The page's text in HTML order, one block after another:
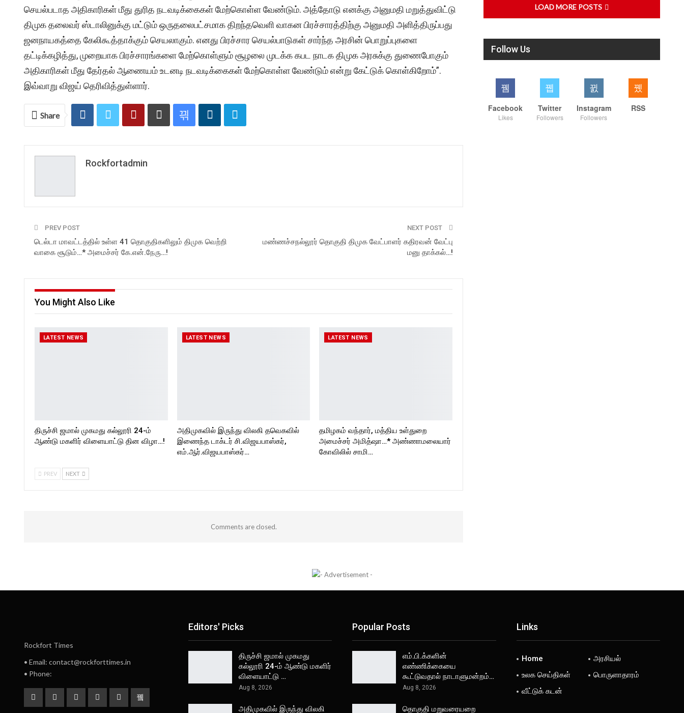
செயல்படாத அதிகாரிகள் மீது துரித நடவடிக்கைகள் மேற்கொள்ள வேண்டும். அத்தோடு எனக்கு அனுமதி மறுத்துவிட்டு
திமுக தலைவர் ஸ்டாலினுக்கு மட்டும் ஒருதலைபட்சமாக திறந்தவெளி வாகன பிரச்சாரத்திற்கு அனுமதி அளித்திருப்பது
ஜனநாயகத்தை கேலிகூத்தாக்கும் செயலாகும். எனது பிரச்சார செயல்பாடுகள் சார்ந்த அரசின் பொறுப்புகளை
தட்டிக்கழித்து, முறையாக பிரச்சாரங்களை மேற்கொள்ளும் சூழலை முடக்க கபட நாடக திமுக அரசுக்கு துணைபோகும்
அதிகாரிகள் மீது தேர்தல் ஆணையம் உடனடி நடவடிக்கைகள் மேற்கொள்ள வேண்டும் என்று கேட்டுக் கொள்கிறோம்”.
இவ்வாறு விஜய் தெரிவித்துள்ளார்.
Share
Rockfortadmin
PREV POST
டெல்டா மாவட்டத்தில் உள்ள 41 தொகுதிகளிலும் திமுக வெற்றி
வாகை சூடும்…* அமைச்சர் கே.என்.நேரு…!
NEXT POST
மண்ணச்சநல்லூர் தொகுதி திமுக வேட்பாளர் கதிரவன் வேட்பு
மனு தாக்கல்…!
You Might Also Like
LATEST NEWS
திருச்சி ஜமால் முகமது கல்லூரி 24-ம்
ஆண்டு மகளிர் விளையாட்டு தின விழா…!
LATEST NEWS
அதிமுகவில் இருந்து விலகி தவெகவில்
இணைந்த டாக்டர் சி.விஜயபாஸ்கர்,
எம்.ஆர்.விஜயபாஸ்கர்…
LATEST NEWS
தமிழகம் வந்தார், மத்திய உள்துறை
அமைச்சர் அமித்ஷா…* அண்ணாமலையார்
கோவிலில் சாமி…
PREV NEXT
Comments are closed.
LOAD MORE POSTS
Follow Us
Facebook
Likes
Twitter
Followers
Instagram
Followers
RSS
Rockfort Times
• Email: contact@rockforttimes.in
• Phone:
Editors' Picks
திருச்சி ஜமால் முகமது
கல்லூரி 24-ம் ஆண்டு மகளிர்
விளையாட்டு …
Aug 8, 2026
அதிமுகவில் இருந்து விலகி
Popular Posts
எம்.பி.க்களின்
எண்ணிக்கையை
கூட்டுவதால் நாடாளுமன்றம்…
Aug 8, 2026
தொகுதி மறுவரையறை
Links
Home
அரசியல்
உலக செய்திகள்
பொருளாதாரம்
வீட்டுக் கடன்